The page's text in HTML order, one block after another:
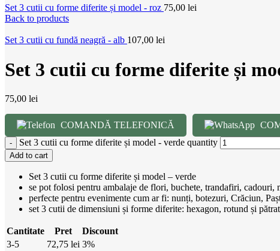
Set 3 cutii cu forme diferite și model - roz 75,00 lei
Back to products
Set 3 cutii cu fundă neagră - alb 107,00 lei
Set 3 cutii cu forme diferite și
75,00 lei
COMANDĂ TELEFONICĂ
Set 3 cutii cu forme diferite și model - verde quantity
Add to cart
Set 3 cutii cu forme diferite și model – verde
se pot folosi pentru ambalaje de flori, buchete, trandafiri,
perfecte pentru evenimente cum ar fi: nunți, botezuri, Crăciun,
set 3 cutii de dimensiuni și forme diferite: hexagon, rotund și pătrat
Cantitate Pret
Discount
3-5
72,75 lei 3%